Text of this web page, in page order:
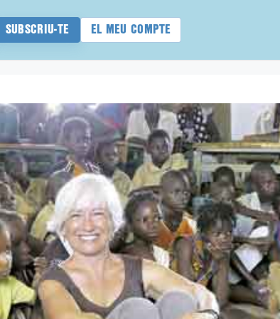
SUBSCRIU-TE EL MEU COMPTE